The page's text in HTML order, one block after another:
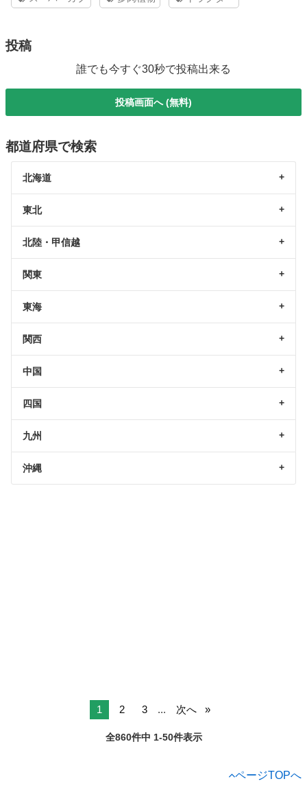
投稿
誰でも今すぐ30秒で投稿出来る
投稿画面へ (無料)
都道府県で検索
北海道
東北
北陸・甲信越
関東
東海
関西
中国
四国
九州
沖縄
1 2 3 ... 次へ
全860件中 1-50件表示
ページTOPへ